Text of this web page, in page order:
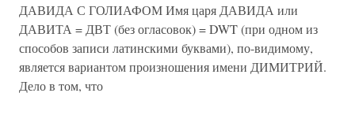
ДАВИДА С ГОЛИАФОМ Имя царя ДАВИДА или
ДАВИТА = ДВТ (без огласовок) = DWT (при одном из
способов записи латинскими буквами), по-видимому,
является вариантом произношения имени ДИМИТРИЙ.
Дело в том, что